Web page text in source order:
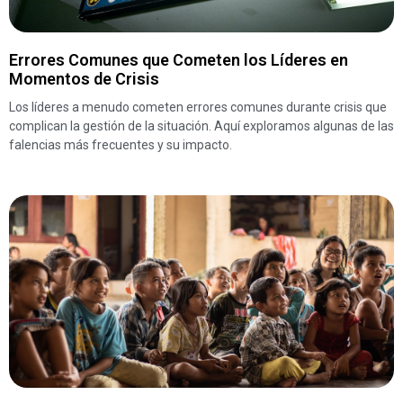
Errores Comunes que Cometen los Líderes en
Momentos de Crisis
Los líderes a menudo cometen errores comunes durante crisis que
complican la gestión de la situación. Aquí exploramos algunas de las
falencias más frecuentes y su impacto.